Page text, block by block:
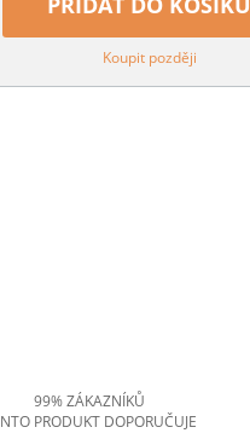
Koupit později
99% ZÁKAZNÍKŮ
PRODUKT DOPORUČUJE